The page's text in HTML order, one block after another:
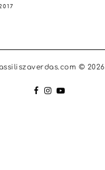
© 2026